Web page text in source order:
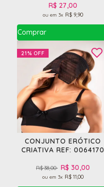
R$ 27,00
3x R$ 9,90
21% OFF
CONJUNTO ERÓTICO
CRIATIVA REF: 0064170
R$ 38,00 R$ 30,00
3x R$ 11,00